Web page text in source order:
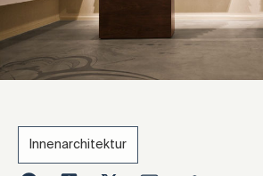
Innenarchitektur